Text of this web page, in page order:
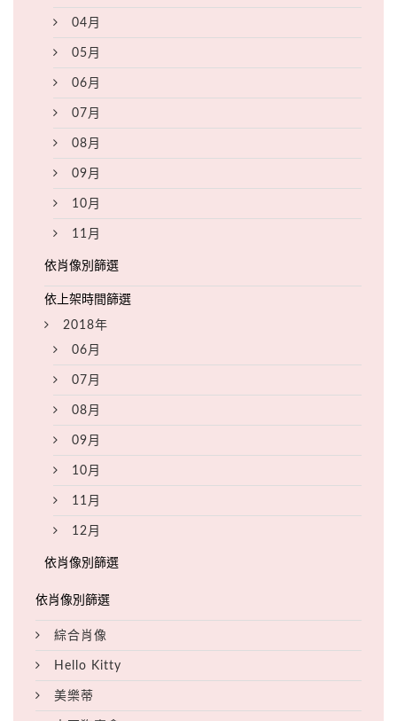
04月
05月
06月
07月
08月
09月
10月
11月
2018年
06月
07月
08月
09月
10月
11月
12月
綜合肖像
Hello Kitty
美樂蒂